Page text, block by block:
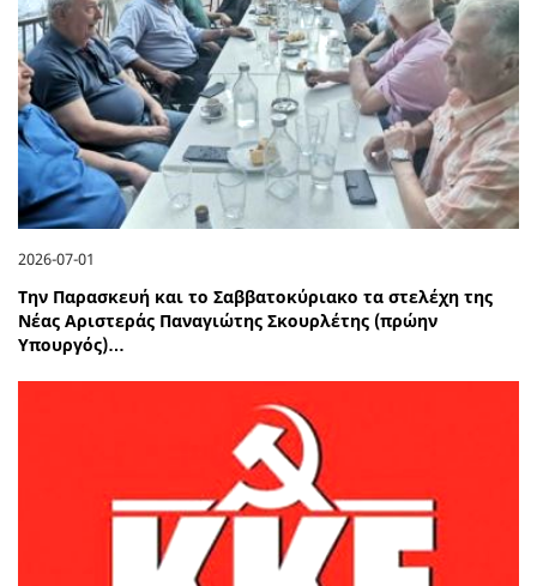
2026-07-01
Την Παρασκευή και το Σαββατοκύριακο τα στελέχη της
Νέας Αριστεράς Παναγιώτης Σκουρλέτης (πρώην
Υπουργός)…